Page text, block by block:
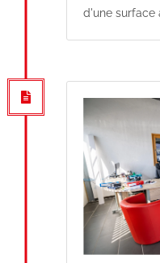
d'une surface